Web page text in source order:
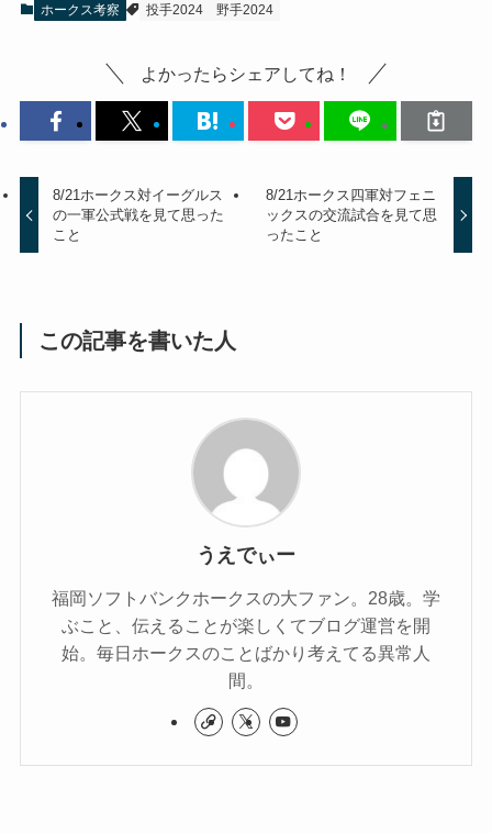
ホークス考察 投手2024 野手2024
よかったらシェアしてね！
8/21ホークス対イーグルス
の一軍公式戦を見て思った
こと
8/21ホークス四軍対フェニ
ックスの交流試合を見て思
ったこと
この記事を書いた人
うえでぃー
福岡ソフトバンクホークスの大ファン。28歳。学
ぶこと、伝えることが楽しくてブログ運営を開
始。毎日ホークスのことばかり考えてる異常人
間。